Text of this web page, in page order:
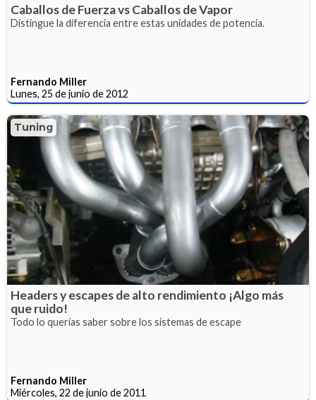
Caballos de Fuerza vs Caballos de Vapor
Distingue la diferencia entre estas unidades de potencia.
Fernando Miller
Lunes, 25 de junio de 2012
Tuning
Headers y escapes de alto rendimiento ¡Algo más
que ruido!
Todo lo querías saber sobre los sistemas de escape
Fernando Miller
Miércoles, 22 de junio de 2011